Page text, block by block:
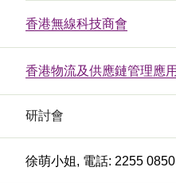
香港無線科技商會
香港物流及供應鏈管理應
研討會
徐萌小姐, 電話: 2255 0850